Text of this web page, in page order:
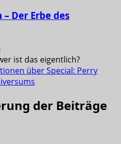
Der Erbe des
ist das eigentlich?
über Special: Perry
der Beiträge